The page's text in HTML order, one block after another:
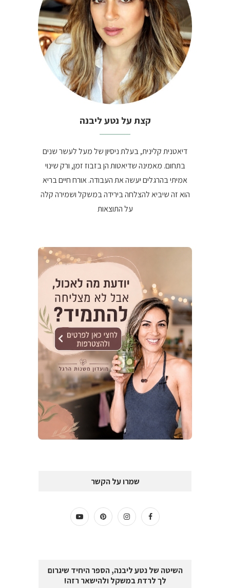
קצת על נטע ליבנה
דיאטנית קלינית, בעלת ניסיון של מעל לעשר שנים
בתחום. מאמינה שדיאטות הן בזבוז זמן, ורק שינוי
אמיתי בהרגלים יעשה את העבודה. אורח חיים בריא
הוא זה שיביא להצלחה בירידה במשקל ושמירה קלה
על התוצאות
שמרו על הקשר
השיטה של נטע ליבנה, הספר היחיד שיגרום
לך לרדת במשקל ולהישאר רזה!